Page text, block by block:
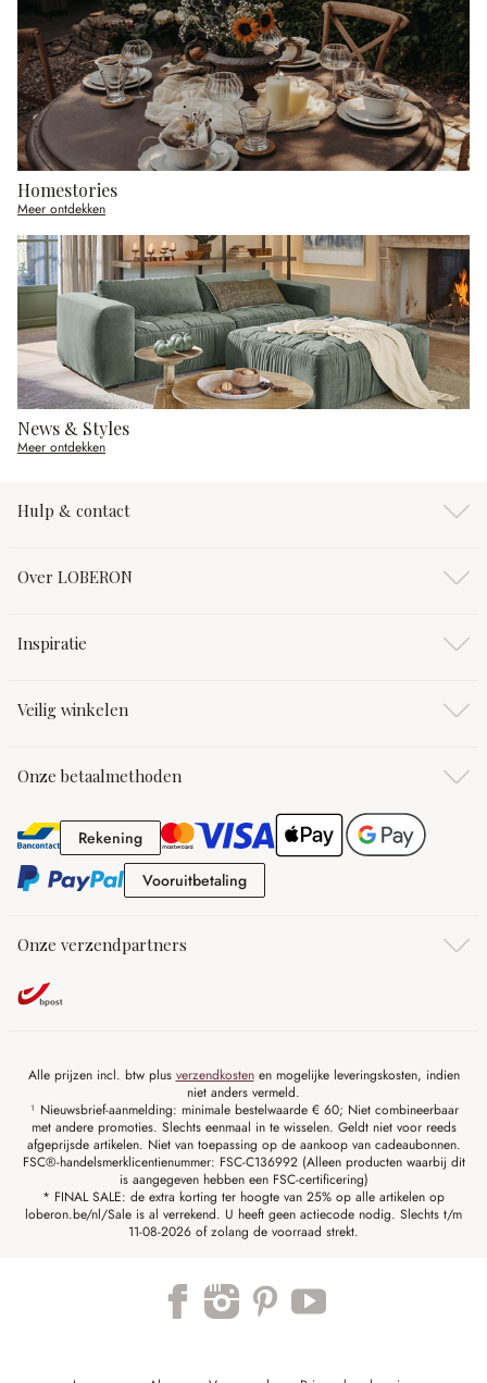
Homestories
Meer ontdekken
News & Styles
Meer ontdekken
Hulp & contact
Over LOBERON
Inspiratie
Veilig winkelen
Onze betaalmethoden
RekeningRekening
VooruitbetalingVooruitbetaling
Onze verzendpartners
Alle prijzen incl. btw plus verzendkostenen mogelijke leveringskosten, indien
niet anders vermeld.
¹ Nieuwsbrief-aanmelding: minimale bestelwaarde € 60; Niet combineerbaar
met andere promoties. Slechts eenmaal in te wisselen. Geldt niet voor reeds
afgeprijsde artikelen. Niet van toepassing op de aankoop van cadeaubonnen.
FSC®-handelsmerklicentienummer: FSC-C136992 (Alleen producten waarbij dit
is aangegeven hebben een FSC-certificering)
* FINAL SALE: de extra korting ter hoogte van 25% op alle artikelen op
loberon.be/nl/Sale is al verrekend. U heeft geen actiecode nodig. Slechts t/m
11-08-2026 of zolang de voorraad strekt.